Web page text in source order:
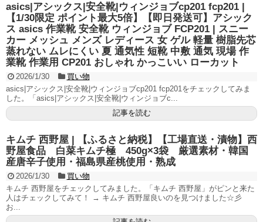
asics|アシックス|安全靴|ウィンジョブcp201 fcp201 |
【1/30限定 ポイント最大5倍】【即日発送可】アシック
ス asics 作業靴 安全靴 ウィンジョブ FCP201 | スニー
カー メッシュ メンズ レディース 女 ゲル 軽量 樹脂先芯
蒸れない ムレにくい 夏 通気性 短靴 中敷 通気 現場 作
業靴 作業用 CP201 おしゃれ かっこいい ローカット
2026/1/30
買い物
asics|アシックス|安全靴|ウィンジョブcp201 fcp201をチェックしてみま
した。「asics|アシックス|安全靴|ウィンジョブc...
記事を読む
キムチ 西野屋 | 【ふるさと納税】【工場直送・漬物】西
野屋食品 白菜キムチ極 450g×3袋 厳選素材・韓国
産唐辛子使用・福島県産桃使用・熟成
2026/1/30
買い物
キムチ 西野屋をチェックしてみました。「キムチ 西野屋」がピンと来た
人はチェックしてみて！ → キムチ 西野屋良いのを見つけました☆彡
お...